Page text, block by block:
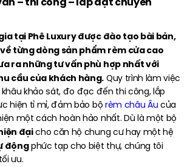
tại Phê Luxury được đào tạo bài bản,
từng dòng sản phẩm rèm cửa cao
ra những tư vấn phù hợp nhất với
cầu của khách hàng.Quy trình làm việc
khảo sát, đo đạc đến thi công, lắp
hiện tỉ mỉ, đảm bảo bộrèm châu Âucủa
một cách hoàn hảo nhất. Dù là một bộ
đạicho căn hộ chung cư hay một hệ
độngphức tạp cho biệt thự, chúng tôi
ưu.